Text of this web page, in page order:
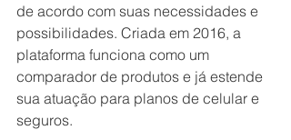
de acordo com suas necessidades e
possibilidades. Criada em 2016, a
plataforma funciona como um
comparador de produtos e já estende
sua atuação para planos de celular e
seguros.